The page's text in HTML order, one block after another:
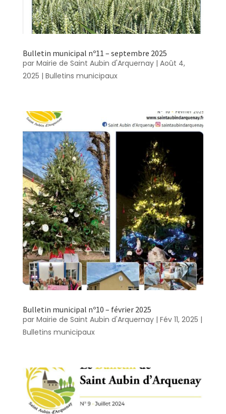
Bulletin municipal nº11 – septembre 2025
par Mairie de Saint Aubin d'Arquernay| Août 4,
2025 | Bulletins municipaux
Bulletin municipal nº10 – février 2025
par Mairie de Saint Aubin d'Arquernay| Fév 11, 2025 |
Bulletins municipaux